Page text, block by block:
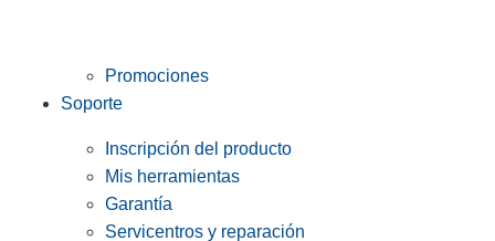
Promociones
Soporte
Inscripción del producto
Mis herramientas
Garantía
Servicentros y reparación